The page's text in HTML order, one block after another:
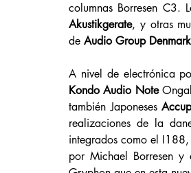
columnas Borresen C3.
Akustikgerate, y otras
de Audio Group Denmark
Kondo Audio Note
también Japoneses
realizaciones de la
integrados como el
por Michael Borresen y